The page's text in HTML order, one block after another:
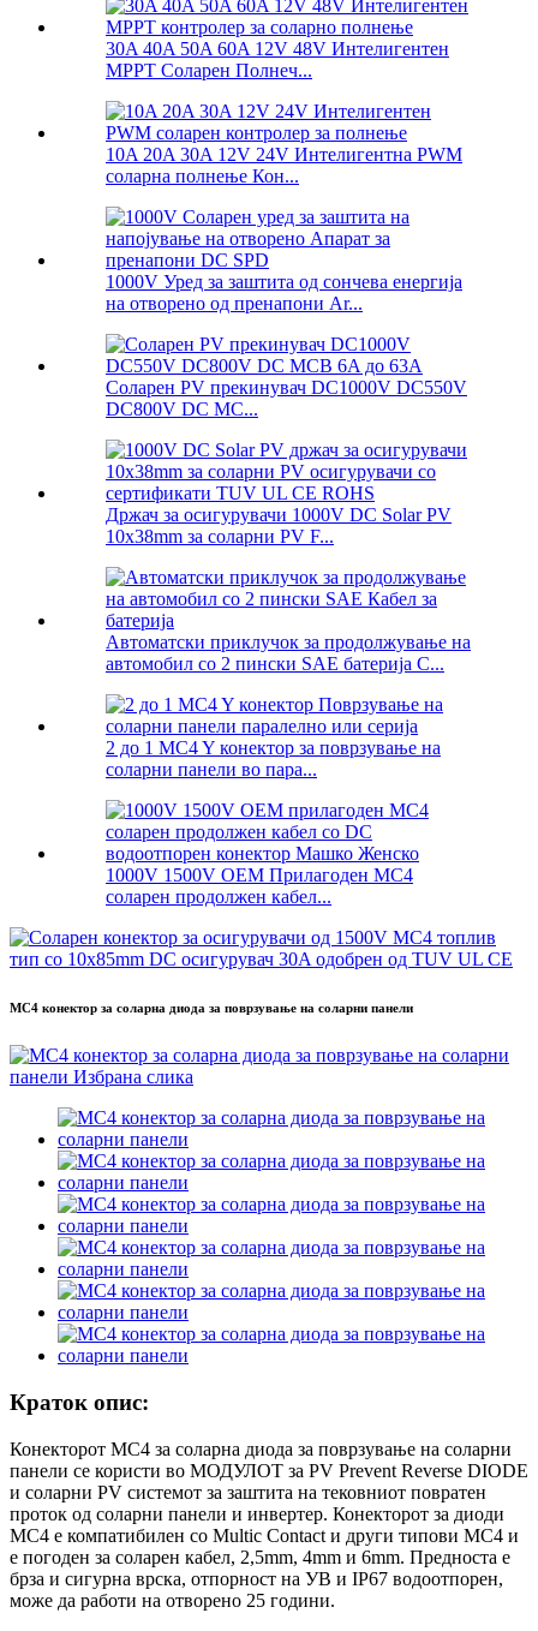
30A 40A 50A 60A 12V 48V Интелигентен
MPPT Соларен Полнеч...
10A 20A 30A 12V 24V Интелигентна PWM
соларна полнење Кон...
1000V Уред за заштита од сончева енергија
на отворено од пренапони Ar...
Соларен PV прекинувач DC1000V DC550V
DC800V DC MC...
Држач за осигурувачи 1000V DC Solar PV
10x38mm за соларни PV F...
Автоматски приклучок за продолжување на
автомобил со 2 пински SAE батерија C...
2 до 1 MC4 Y конектор за поврзување на
соларни панели во пара...
1000V 1500V OEM Прилагоден MC4
соларен продолжен кабел...
MC4 конектор за соларна диода за поврзување на соларни панели
Краток опис:
Конекторот MC4 за соларна диода за поврзување на соларни
панели се користи во МОДУЛОТ за PV Prevent Reverse DIODE
и соларни PV системот за заштита на тековниот повратен
проток од соларни панели и инвертер. Конекторот за диоди
MC4 е компатибилен со Multic Contact и други типови MC4 и
е погоден за соларен кабел, 2,5mm, 4mm и 6mm. Предноста е
брза и сигурна врска, отпорност на УВ и IP67 водоотпорен,
може да работи на отворено 25 години.